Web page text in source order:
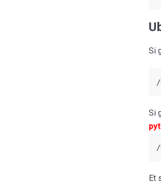
Si
/
Si
/
Et